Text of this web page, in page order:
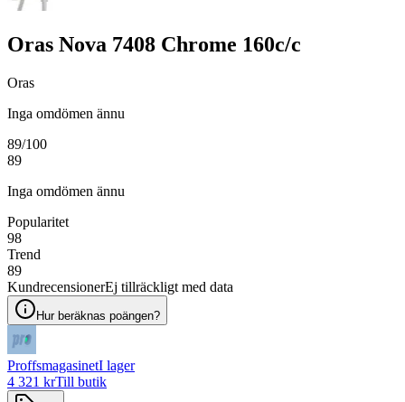
Oras Nova 7408 Chrome 160c/c
Oras
Inga omdömen ännu
89/100
89
Inga omdömen ännu
Popularitet
98
Trend
89
KundrecensionerEj tillräckligt med data
Hur beräknas poängen?
ProffsmagasinetI lager
4 321 krTill butik